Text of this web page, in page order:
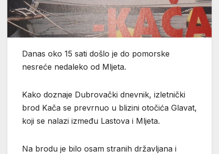
Danas oko 15 sati došlo je do pomorske
nesreće nedaleko od Mljeta.
Kako doznaje Dubrovački dnevnik, izletnički
brod Kača se prevrnuo u blizini otočića Glavat,
koji se nalazi između Lastova i Mljeta.
Na brodu je bilo osam stranih državljana i